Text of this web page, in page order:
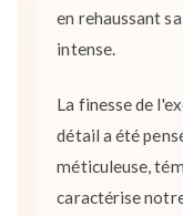
en rehaussant
intense.
La finesse de
détail a été
méticuleuse,
caractérise